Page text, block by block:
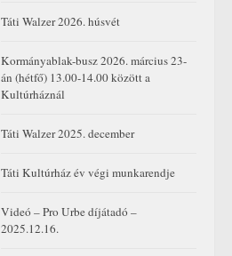
Táti Walzer 2026. húsvét
Kormányablak-busz 2026. március 23-
án (hétfő) 13.00-14.00 között a
Kultúrháznál
Táti Walzer 2025. december
Táti Kultúrház év végi munkarendje
Videó – Pro Urbe díjátadó –
2025.12.16.